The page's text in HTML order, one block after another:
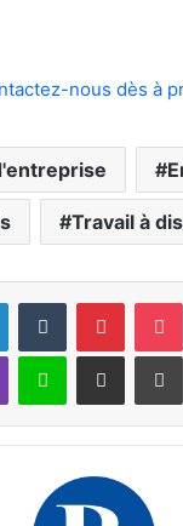
Travail à
LinkedinTumblr Pinterest
Viber Ligne Partager par email